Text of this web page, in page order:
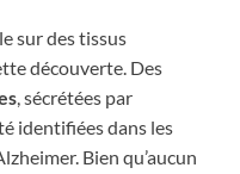
sur des tissus
découverte. Des
, sécrétées par
identifiées dans les
Bien qu’aucun